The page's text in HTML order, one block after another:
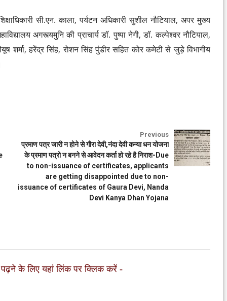
सी.एन. काला, पर्यटन अधिकारी सुशील नौटियाल, अपर मुख्य
अगस्त्यमुनि की प्राचार्य डॉ. पुष्पा नेगी, डॉ. कल्पेश्वर नौटियाल,
शर्मा, हरेंद्र सिंह, रोशन सिंह पुंडीर सहित कोर कमेटी से जुड़े विभागीय
Previous
प्रमाण पत्र जारी न होने से गौरा देवी,नंदा देवी कन्या धन योजना
के प्रमाण पत्रो न बनने से आवेदन कर्ता हो रहे है निराश-Due
to non-issuance of certificates, applicants
are getting disappointed due to non-
issuance of certificates of Gaura Devi, Nanda
Devi Kanya Dhan Yojana
के लिए यहां लिंक पर क्लिक करें -